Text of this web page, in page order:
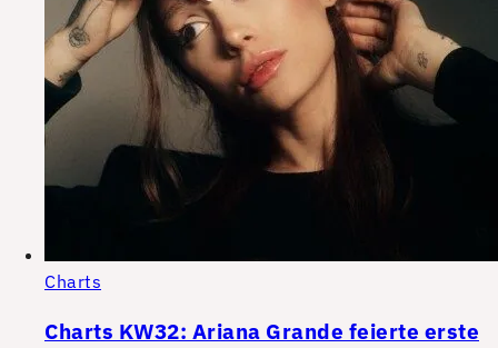
Charts
Charts KW32: Ariana Grande feierte erste